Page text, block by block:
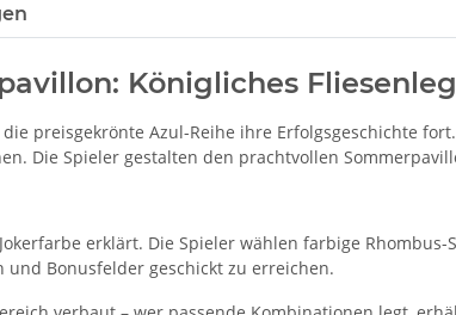
Königliches
preisgekrönte Azul-Reihe ihre Erfolgsgeschichte
Die Spieler gestalten den prachtvollen
erklärt. Die Spieler wählen farbige
Bonusfelder geschickt zu erreichen.